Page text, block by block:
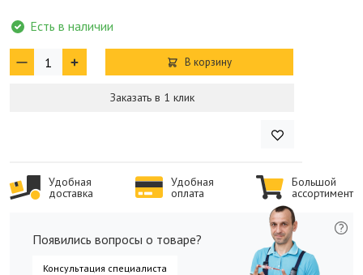
Есть в наличии
В корзину
Заказать в 1 клик
Удобная
доставка
Удобная
оплата
Большой
ассортимент
Появились вопросы о товаре?
Консультация специалиста